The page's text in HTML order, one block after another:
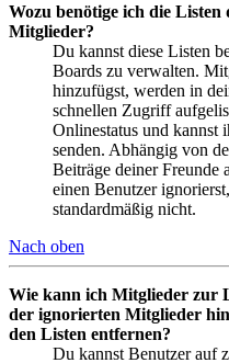
Wozu benötige ich die
Mitglieder?
Du kannst diese Listen
Boards zu verwalten.
hinzufügst, werden in
schnellen Zugriff
Onlinestatus und kannst
senden. Abhängig von
Beiträge deiner Freunde
einen Benutzer
standardmäßig nicht.
Nach oben
Wie kann ich Mitglieder zur
der ignorierten Mitglieder
den Listen entfernen?
Du kannst Benutzer auf